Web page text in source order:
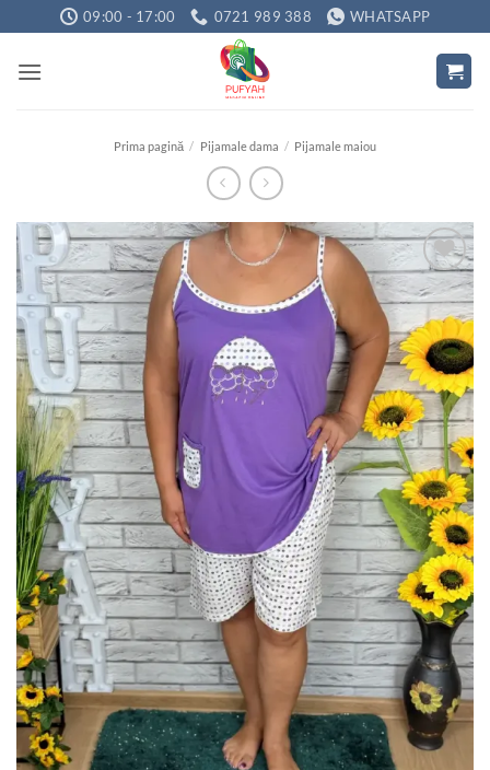
to
content
09:00 - 17:00 0721 989 388 WHATSAPP
Prima pagină / Pijamale dama / Pijamale maiou
Adauga
la
favorite